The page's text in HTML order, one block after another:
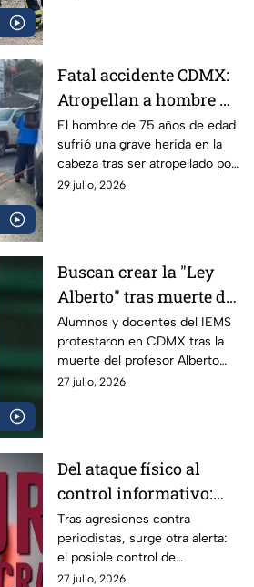
Fatal accidente CDMX:
Atropellan a hombre de
la tercera edad al
intentar cruzar la calle
en Benito Juárez; el
conductor fue detenido
El hombre de 75 años de edad
sufrió una grave herida en la
cabeza tras ser atropellado por
una camioneta; fue trasladado
29 julio, 2026
Buscan crear la "Ley
Alberto" tras muerte de
profesor del IEMS
señalado por acoso
Alumnos y docentes del IEMS
protestaron en CDMX tras la
muerte del profesor Alberto
Israel Jasso; exigen cuidar la
27 julio, 2026
Del ataque físico al
control informativo:
periodistas enfrentan
una nueva batalla por
la libertad de expresión
Tras agresiones contra
periodistas, surge otra alerta:
el posible control de
contenidos y la disputa por
27 julio, 2026